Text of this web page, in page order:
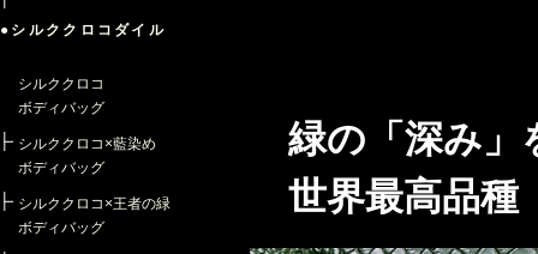
●シルククロコダイル
シルククロコ
ボディバッグ
シルククロコ×藍染め
ボディバッグ
シルククロコ×王者の緑
ボディバッグ
緑の「深み」
世界最高品種